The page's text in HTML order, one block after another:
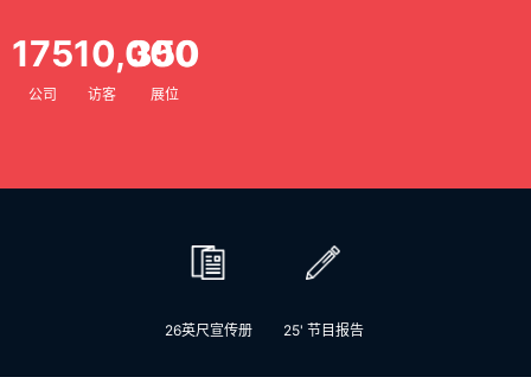
175
公司
10,000
访客
350
展位
26英尺宣传册 25' 节目报告